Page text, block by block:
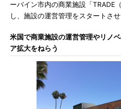
ーバイン市内の商業施設「TRADE
し、施設の運営管理をスタートさせ
米国で商業施設の運営管理やリノ
ア拡大をねらう